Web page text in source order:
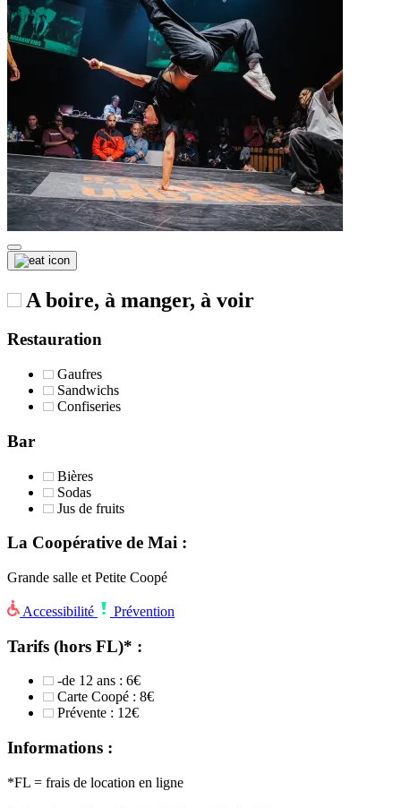
A boire, à manger, à voir
Restauration
Gaufres
Sandwichs
Confiseries
Bar
Bières
Sodas
Jus de fruits
La Coopérative de Mai :
Grande salle et Petite Coopé
Accessibilité Prévention
Tarifs (hors FL)* :
-de 12 ans : 6€
Carte Coopé : 8€
Prévente : 12€
Informations :
*FL = frais de location en ligne